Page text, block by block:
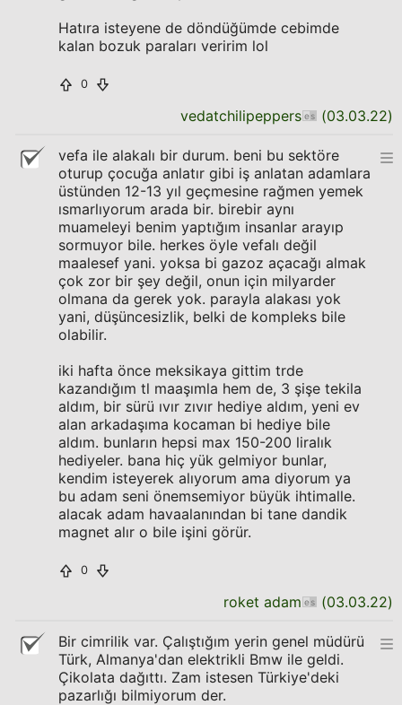
Hatıra isteyene de döndüğümde cebimde
kalan bozuk paraları veririm lol
0
vedatchilipeppers (03.03.22)
vefa ile alakalı bir durum. beni bu sektöre
oturup çocuğa anlatır gibi iş anlatan adamlara
üstünden 12-13 yıl geçmesine rağmen yemek
ısmarlıyorum arada bir. birebir aynı
muameleyi benim yaptığım insanlar arayıp
sormuyor bile. herkes öyle vefalı değil
maalesef yani. yoksa bi gazoz açacağı almak
çok zor bir şey değil, onun için milyarder
olmana da gerek yok. parayla alakası yok
yani, düşüncesizlik, belki de kompleks bile
olabilir.
iki hafta önce meksikaya gittim trde
kazandığım tl maaşımla hem de, 3 şişe tekila
aldım, bir sürü ıvır zıvır hediye aldım, yeni ev
alan arkadaşıma kocaman bi hediye bile
aldım. bunların hepsi max 150-200 liralık
hediyeler. bana hiç yük gelmiyor bunlar,
kendim isteyerek alıyorum ama diyorum ya
bu adam seni önemsemiyor büyük ihtimalle.
alacak adam havaalanından bi tane dandik
magnet alır o bile işini görür.
0
roket adam (03.03.22)
Bir cimrilik var. Çalıştığım yerin genel müdürü
Türk, Almanya'dan elektrikli Bmw ile geldi.
Çikolata dağıttı. Zam istesen Türkiye'deki
pazarlığı bilmiyorum der.